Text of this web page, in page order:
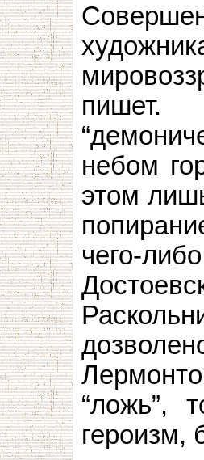
пишет.
небом
этом
чего-
“ложь”,
героизм,